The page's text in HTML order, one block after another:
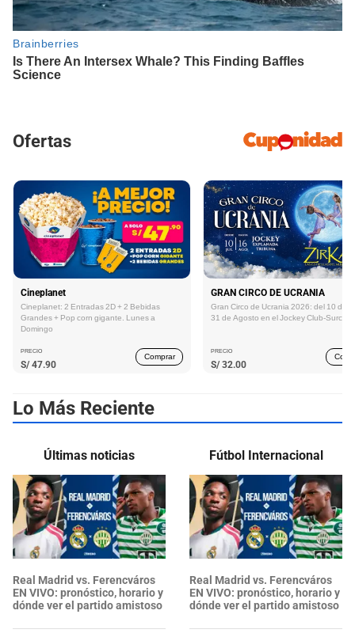
Ofertas
Cineplanet
Cineplanet: 2 Entradas 2D + 2 Bebidas
Grandes + Pop corn gigante. Lunes a
Domingo
PRECIO
S/ 47.90
Comprar
GRAN CIRCO DE UCRANIA
Gran Circo de Ucrania 2026: del 10 de
31 de Agosto en el Jockey Club-Surco
PRECIO
S/ 32.00
Lo Más Reciente
Últimas noticias
Real Madrid vs. Ferencváros
EN VIVO: pronóstico, horario y
dónde ver el partido amistoso
Fútbol Internacional
Real Madrid vs. Ferencváros
EN VIVO: pronóstico, horario y
dónde ver el partido amistoso